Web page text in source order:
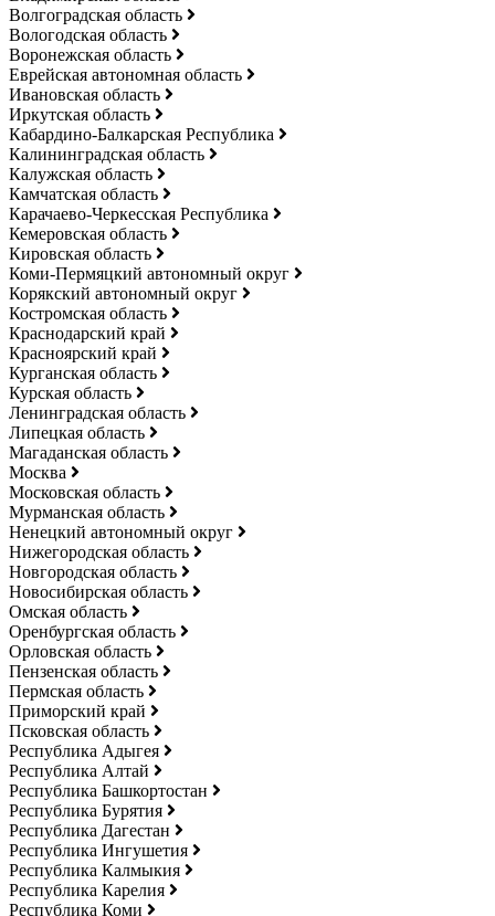
Волгоградская область
Вологодская область
Воронежская область
Еврейская автономная область
Ивановская область
Иркутская область
Кабардино-Балкарская Республика
Калининградская область
Калужская область
Камчатская область
Карачаево-Черкесская Республика
Кемеровская область
Кировская область
Коми-Пермяцкий автономный округ
Корякский автономный округ
Костромская область
Краснодарский край
Красноярский край
Курганская область
Курская область
Ленинградская область
Липецкая область
Магаданская область
Москва
Московская область
Мурманская область
Ненецкий автономный округ
Нижегородская область
Новгородская область
Новосибирская область
Омская область
Оренбургская область
Орловская область
Пензенская область
Пермская область
Приморский край
Псковская область
Республика Адыгея
Республика Алтай
Республика Башкортостан
Республика Бурятия
Республика Дагестан
Республика Ингушетия
Республика Калмыкия
Республика Карелия
Республика Коми